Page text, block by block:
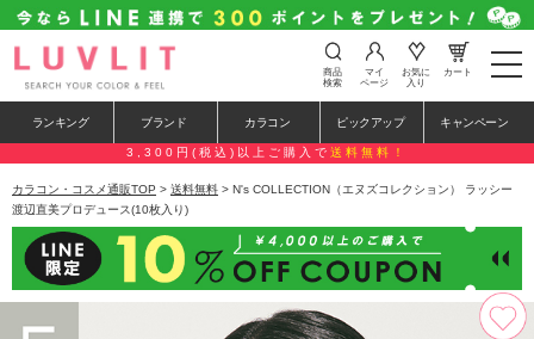
t
o
e
n
a
a
i
o
n
商品
検索
マイ
ページ
お気に
入り
カート
ランキング ブランド カラコン ピックアップ キャンペーン
3,300円(税込)以上ご購入で 送料無料！
カラコン・コスメ通販TOP > 送料無料 > N's COLLECTION（エヌズコレクション） ラッシー
渡辺直美プロデュース(10枚入り)